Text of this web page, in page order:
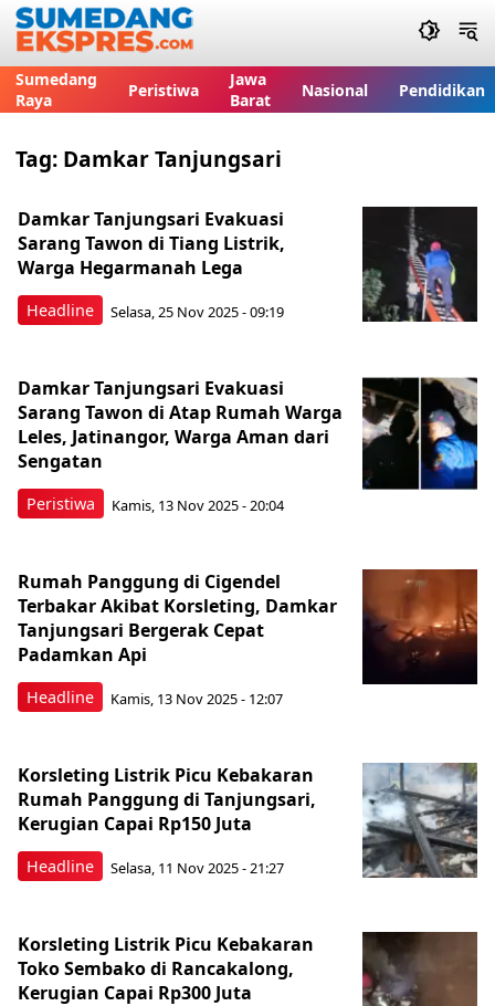
Sumedang
Raya
Peristiwa
Jawa
Barat
Nasional Pendidikan
Tag: Damkar Tanjungsari
Headline
Damkar Tanjungsari Evakuasi
Sarang Tawon di Tiang Listrik,
Warga Hegarmanah Lega
Selasa, 25 Nov 2025 - 09:19
Peristiwa
Damkar Tanjungsari Evakuasi
Sarang Tawon di Atap Rumah Warga
Leles, Jatinangor, Warga Aman dari
Sengatan
Kamis, 13 Nov 2025 - 20:04
Headline
Rumah Panggung di Cigendel
Terbakar Akibat Korsleting, Damkar
Tanjungsari Bergerak Cepat
Padamkan Api
Kamis, 13 Nov 2025 - 12:07
Headline
Korsleting Listrik Picu Kebakaran
Rumah Panggung di Tanjungsari,
Kerugian Capai Rp150 Juta
Selasa, 11 Nov 2025 - 21:27
Korsleting Listrik Picu Kebakaran
Toko Sembako di Rancakalong,
Kerugian Capai Rp300 Juta